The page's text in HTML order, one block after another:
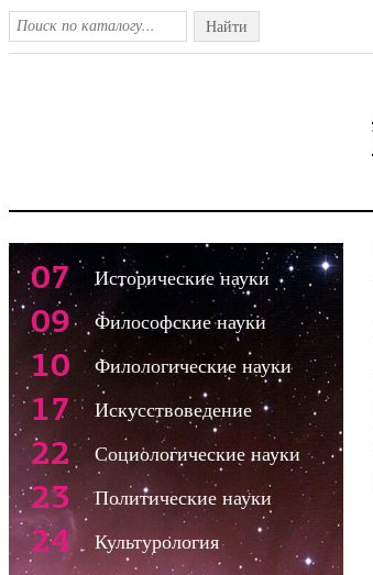
Найти
07 Исторические науки
09 Философские науки
10 Филологические науки
17 Искусствоведение
22 Социологические науки
23 Политические науки
24 Культурология